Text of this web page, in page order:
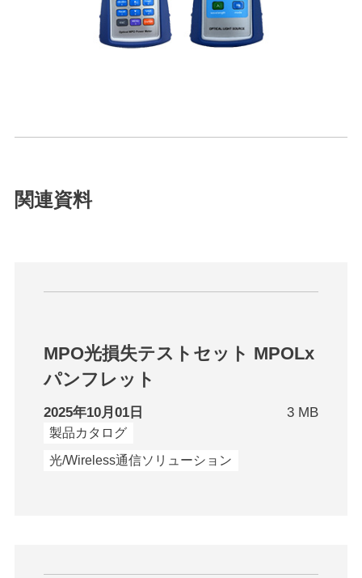
関連資料
製品カタログ
光/Wireless通信ソリューション
MPO光損失テストセット MPOLx
パンフレット
2025年10月01日 3 MB